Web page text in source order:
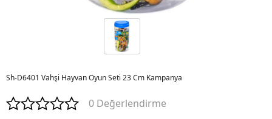
Sh-D6401 Vahşi Hayvan Oyun Seti 23 Cm Kampanya
0 Değerlendirme